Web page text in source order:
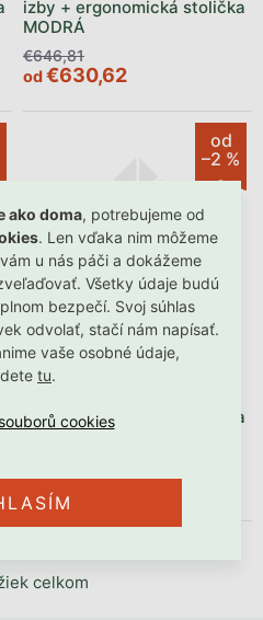
ako doma, potrebujeme od
. Len vďaka nim môžeme
u nás páči a dokážeme
Všetky údaje budú
bezpečí. Svoj súhlas
odvolať, stačí nám napísať.
vaše osobné údaje,
tu.
izby + ergonomická stolička
MODRÁ
€646,81
od€630,62
od
–2 %
Akcia Novinka
Stôl STOLLY s 3 šuplíkmi a
izby + ergonomická stolička
STARORUŽOVÁ
Vyrobíme počas 4-6 týždňov
€630,62
celkom